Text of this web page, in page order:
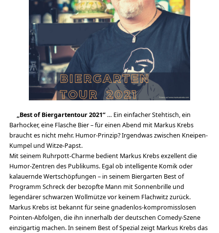
„Best of Biergartentour 2021“… Ein einfacher Stehtisch, ein
Barhocker, eine Flasche Bier – für einen Abend mit Markus Krebs
braucht es nicht mehr. Humor-Prinzip? Irgendwas zwischen Kneipen-
Kumpel und Witze-Papst.
Mit seinem Ruhrpott-Charme bedient Markus Krebs exzellent die
Humor-Zentren des Publikums. Egal ob intelligente Komik oder
kalauernde Wertschöpfungen – in seinem Biergarten Best of
Programm Schreck der bezopfte Mann mit Sonnenbrille und
legendärer schwarzen Wollmütze vor keinem Flachwitz zurück.
Markus Krebs ist bekannt für seine gnadenlos-kompromisslosen
Pointen-Abfolgen, die ihn innerhalb der deutschen Comedy-Szene
einzigartig machen. In seinem Best of Spezial zeigt Markus Krebs das